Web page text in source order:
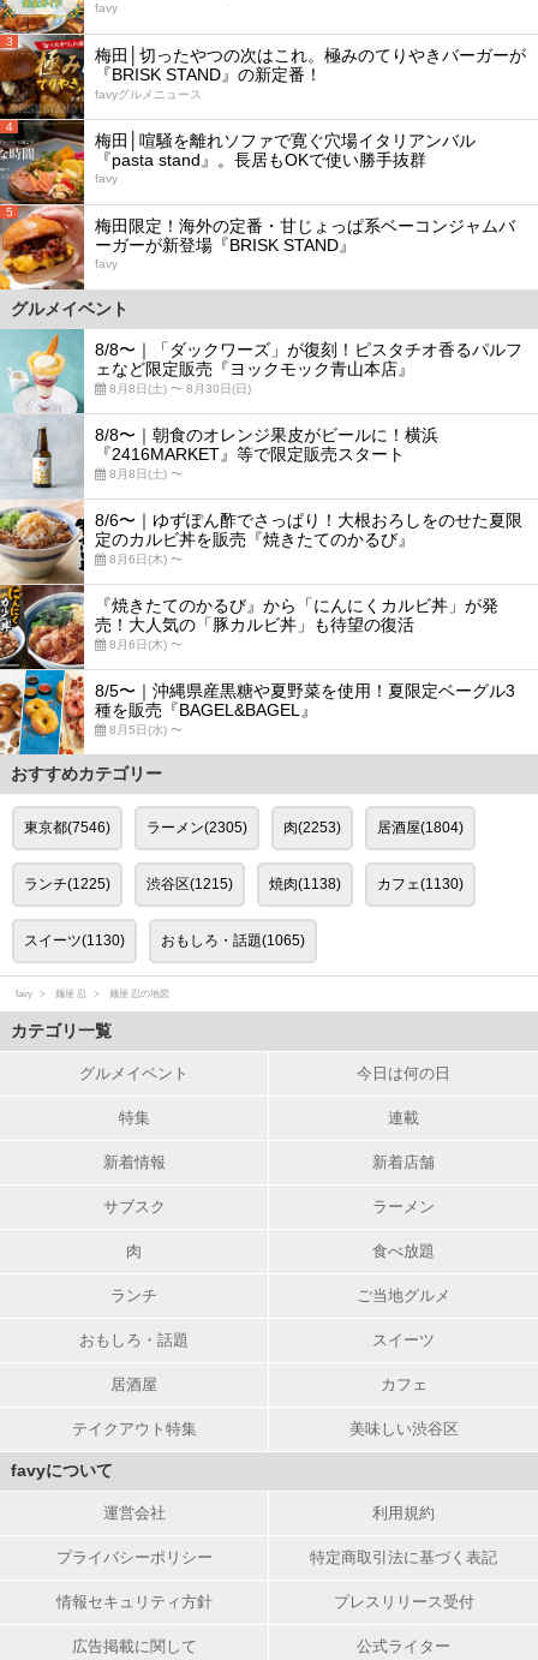
favy
3
梅田│切ったやつの次はこれ。極みのてりやきバーガーが
『BRISK STAND』の新定番！
favyグルメニュース
4
梅田│喧騒を離れソファで寛ぐ穴場イタリアンバル
『pasta stand』。長居もOKで使い勝手抜群
favy
5
梅田限定！海外の定番・甘じょっぱ系ベーコンジャムバ
ーガーが新登場『BRISK STAND』
favy
グルメイベント
8/8〜｜「ダックワーズ」が復刻！ピスタチオ香るパルフ
ェなど限定販売『ヨックモック青山本店』
8月8日(土) 〜 8月30日(日)
8/8〜｜朝食のオレンジ果皮がビールに！横浜
『2416MARKET』等で限定販売スタート
8月8日(土) 〜
8/6〜｜ゆずぽん酢でさっぱり！大根おろしをのせた夏限
定のカルビ丼を販売『焼きたてのかるび』
8月6日(木) 〜
『焼きたてのかるび』から「にんにくカルビ丼」が発
売！大人気の「豚カルビ丼」も待望の復活
8月6日(木) 〜
8/5〜｜沖縄県産黒糖や夏野菜を使用！夏限定ベーグル3
種を販売『BAGEL&BAGEL』
8月5日(水) 〜
おすすめカテゴリー
東京都(7546) ラーメン(2305) 肉(2253) 居酒屋(1804)
ランチ(1225) 渋谷区(1215) 焼肉(1138) カフェ(1130)
スイーツ(1130) おもしろ・話題(1065)
favy 麺屋 忍 麺屋 忍の地図
カテゴリ一覧
グルメイベント 今日は何の日
特集 連載
新着情報 新着店舗
サブスク ラーメン
肉 食べ放題
ランチ ご当地グルメ
おもしろ・話題 スイーツ
居酒屋 カフェ
テイクアウト特集 美味しい渋谷区
favyについて
運営会社 利用規約
プライバシーポリシー 特定商取引法に基づく表記
情報セキュリティ方針 プレスリリース受付
広告掲載に関して 公式ライター